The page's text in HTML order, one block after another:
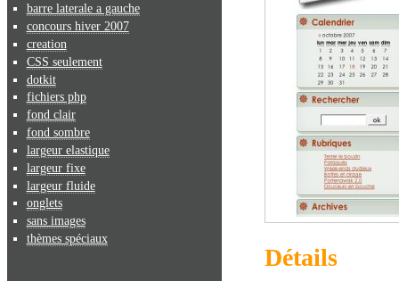
barre laterale a gauche
concours hiver 2007
creation
CSS seulement
dotkit
fichiers php
fond clair
fond sombre
largeur elastique
largeur fixe
largeur fluide
onglets
sans images
thèmes spéciaux
Détails